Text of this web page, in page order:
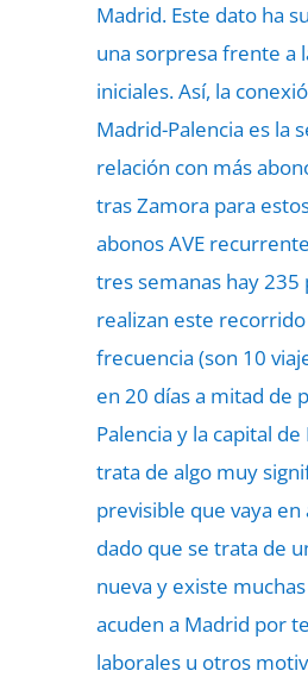
Madrid. Este dato ha
una sorpresa frente a
iniciales. Así, la
Madrid-Palencia es la
relación con más
tras Zamora para
abonos AVE
tres semanas hay 235
realizan este
frecuencia (son 10
en 20 días a mitad de
Palencia y la capital de
trata de algo muy
previsible que vaya
dado que se trata de
nueva y existe
acuden a Madrid por
laborales u otros